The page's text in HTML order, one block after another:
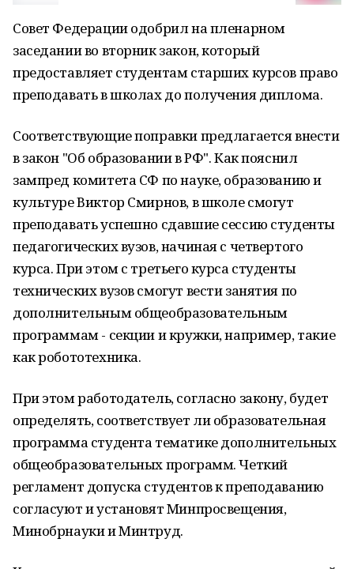
Совет Федерации одобрил на пленарном
заседании во вторник закон, который
предоставляет студентам старших курсов право
преподавать в школах до получения диплома.
Соответствующие поправки предлагается внести
в закон "Об образовании в РФ". Как пояснил
зампред комитета СФ по науке, образованию и
культуре Виктор Смирнов, в школе смогут
преподавать успешно сдавшие сессию студенты
педагогических вузов, начиная с четвертого
курса. При этом с третьего курса студенты
технических вузов смогут вести занятия по
дополнительным общеобразовательным
программам - секции и кружки, например, такие
как робототехника.
При этом работодатель, согласно закону, будет
определять, соответствует ли образовательная
программа студента тематике дополнительных
общеобразовательных программ. Четкий
регламент допуска студентов к преподаванию
согласуют и установят Минпросвещения,
Минобрнауки и Минтруд.